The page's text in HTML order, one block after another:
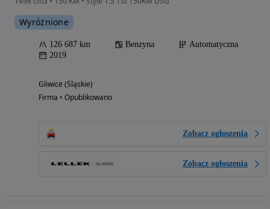
Wyróżnione
126 687 km Benzyna
Automatyczna
2019
Gliwice (Śląskie)
Firma • Opublikowano
Zobacz ogłoszenia
Zobacz ogłoszenia